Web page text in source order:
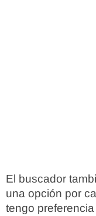
El buscador
una opción por
tengo